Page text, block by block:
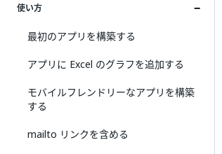
使い方
最初のアプリを構築する
アプリに Excel のグラフを追加する
モバイルフレンドリーなアプリを構築
する
mailto リンクを含める